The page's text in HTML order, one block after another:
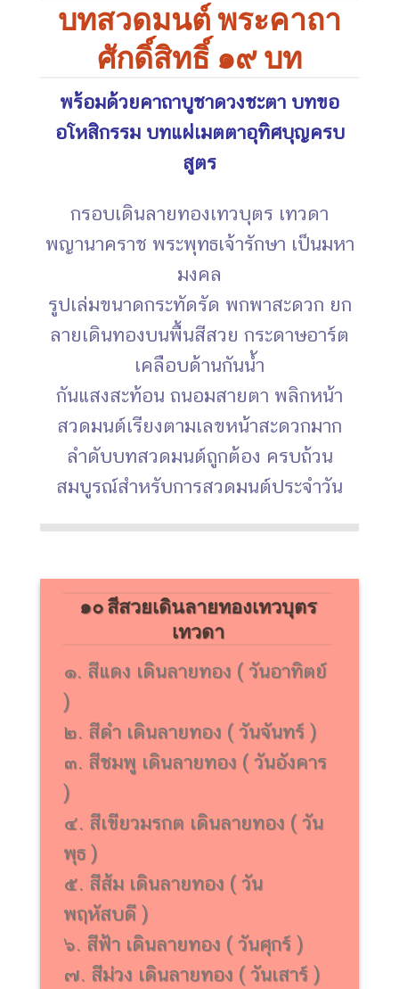
บทสวดมนต์ พระคาถา
ศักดิ์สิทธิ์ ๑๙ บท
พร้อมด้วยคาถาบูชาดวงชะตา บทขอ
อโหสิกรรม บทแผ่เมตตาอุทิศบุญครบ
สูตร
กรอบเดินลายทองเทวบุตร เทวดา
พญานาคราช พระพุทธเจ้ารักษา เป็นมหา
มงคล
รูปเล่มขนาดกระทัดรัด พกพาสะดวก ยก
ลายเดินทองบนพื้นสีสวย กระดาษอาร์ต
เคลือบด้านกันน้ำ
กันแสงสะท้อน ถนอมสายตา พลิกหน้า
สวดมนต์เรียงตามเลขหน้าสะดวกมาก
ลำดับบทสวดมนต์ถูกต้อง ครบถ้วน
สมบูรณ์สำหรับการสวดมนต์ประจำวัน
๑๐ สีสวยเดินลายทองเทวบุตร
เทวดา
๑. สีแดง เดินลายทอง ( วันอาทิตย์
)
๒. สีดำ เดินลายทอง ( วันจันทร์ )
๓. สีชมพู เดินลายทอง ( วันอังคาร
)
๔. สีเขียวมรกต เดินลายทอง ( วัน
พุธ )
๕. สีส้ม เดินลายทอง ( วัน
พฤหัสบดี )
๖. สีฟ้า เดินลายทอง ( วันศุกร์ )
๗. สีม่วง เดินลายทอง ( วันเสาร์ )